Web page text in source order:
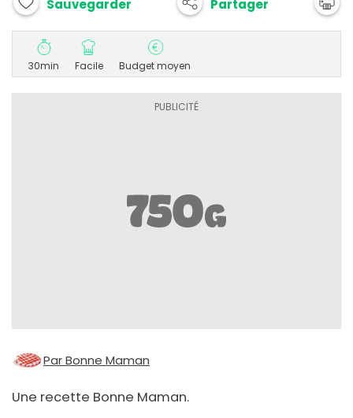
Sauvegarder Partager
30min Facile Budget moyen
Par Bonne Maman
Une recette Bonne Maman.